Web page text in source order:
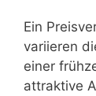
Ein
variieren
einer
attraktive